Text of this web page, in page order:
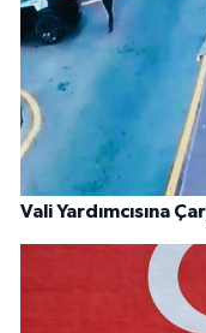
Vali Yardımcısına